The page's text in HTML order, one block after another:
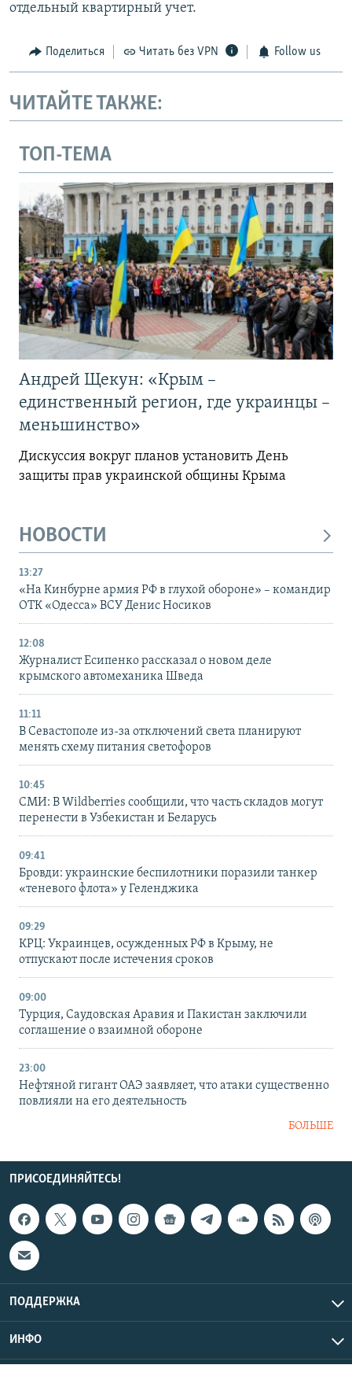
отдельный квартирный учет.
Поделиться Читать без VPN Follow us
ЧИТАЙТЕ ТАКЖЕ:
ТОП-ТЕМА
Андрей Щекун: «Крым –
единственный регион, где украинцы –
меньшинство»
Дискуссия вокруг планов установить День
защиты прав украинской общины Крыма
НОВОСТИ
13:27
«На Кинбурне армия РФ в глухой обороне» – командир
ОТК «Одесса» ВСУ Денис Носиков
12:08
Журналист Есипенко рассказал о новом деле
крымского автомеханика Шведа
11:11
В Севастополе из-за отключений света планируют
менять схему питания светофоров
10:45
СМИ: В Wildberries сообщили, что часть складов могут
перенести в Узбекистан и Беларусь
09:41
Бровди: украинские беспилотники поразили танкер
«теневого флота» у Геленджика
09:29
КРЦ: Украинцев, осужденных РФ в Крыму, не
отпускают после истечения сроков
09:00
Турция, Саудовская Аравия и Пакистан заключили
соглашение о взаимной обороне
23:00
Нефтяной гигант ОАЭ заявляет, что атаки существенно
повлияли на его деятельность
БОЛЬШЕ
ПРИСОЕДИНЯЙТЕСЬ!
ПОДДЕРЖКА
ИНФО